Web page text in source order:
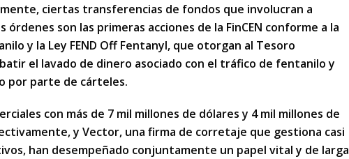
ciertas transferencias de fondos que involucran a
órdenes son las primeras acciones de la FinCEN conforme a la
y la Ley FEND Off Fentanyl, que otorgan al Tesoro
el lavado de dinero asociado con el tráfico de fentanilo y
por parte de cárteles.
con más de 7 mil millones de dólares y 4 mil millones de
y Vector, una firma de corretaje que gestiona casi
han desempeñado conjuntamente un papel vital y de larga